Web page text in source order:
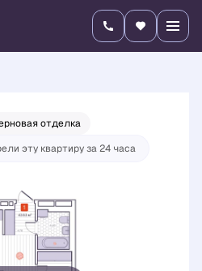
8 345 400 руб.
7 910 100 руб.
отделка
эту квартиру за 24 часа